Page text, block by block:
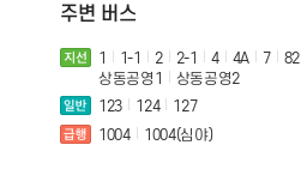
주변 버스
1 1-1 2 2-1 4 4A 7 82
상동공영1
상동공영2
123
124
127
1004
1004(심야)